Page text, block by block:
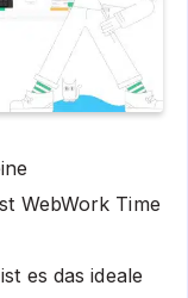
WebWork Time
ist es das ideale